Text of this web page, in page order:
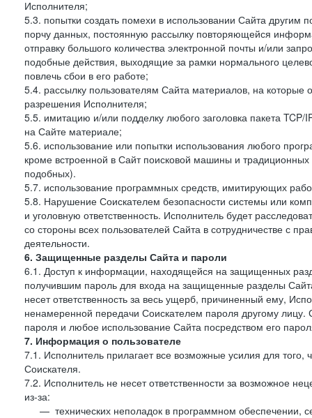
Исполнителя;
5.3. попытки создать помехи в использовании Сайта другим
порчу данных, постоянную рассылку повторяющейся
отправку большого количества электронной почты и/или
подобные действия, выходящие за рамки нормального
повлечь сбои в его работе;
5.4. рассылку пользователям Сайта материалов, на
разрешения Исполнителя;
5.5. имитацию и/или подделку любого заголовка пакета
на Сайте материале;
5.6. использование или попытки использования любого
кроме встроенной в Сайт поисковой машины и
подобных).
5.7. использование программных средств, имитирующих
5.8. Нарушение Соискателем безопасности системы или
и уголовную ответственность. Исполнитель будет
со стороны всех пользователей Сайта в сотрудничестве с
деятельности.
6. Защищенные разделы Сайта и пароли
6.1. Доступ к информации, находящейся на защищенных
получившим пароль для входа на защищенные разделы
несет ответственность за весь ущерб, причиненный ему,
ненамеренной передачи Соискателем пароля другому лицу.
пароля и любое использование Сайта посредством его
7. Информация о пользователе
7.1. Исполнитель прилагает все возможные усилия для
Соискателя.
7.2. Исполнитель не несет ответственности за возможное
из-за:
технических неполадок в программном обеспечении,